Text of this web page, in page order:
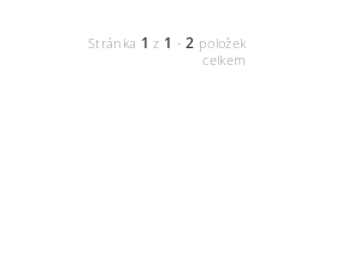
Stránka 1 z 1 -2 položek
celkem